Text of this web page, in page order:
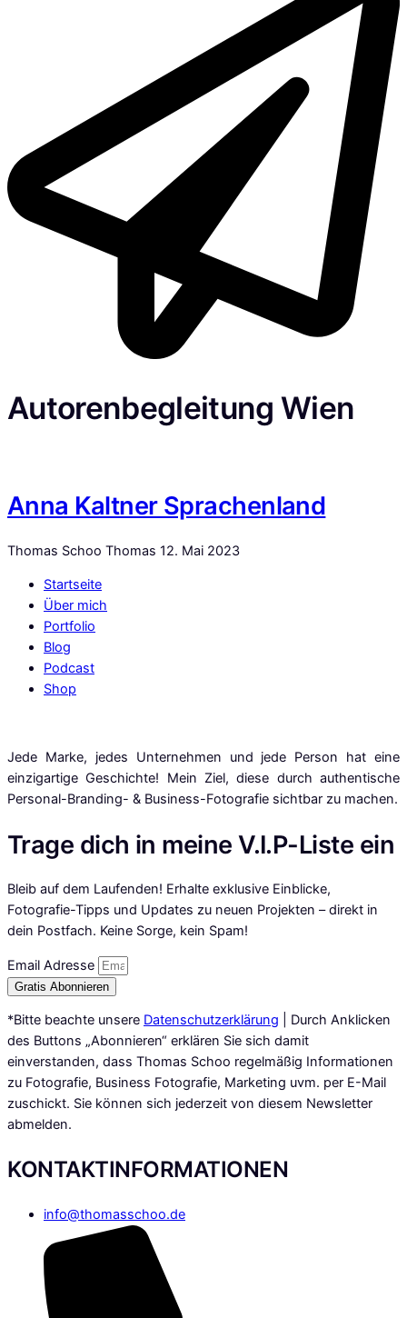
Autorenbegleitung Wien
Anna Kaltner Sprachenland
Thomas Schoo Thomas 12. Mai 2023
Startseite
Über mich
Portfolio
Blog
Podcast
Shop
Jede Marke, jedes Unternehmen und jede Person hat eine
einzigartige Geschichte! Mein Ziel, diese durch authentische
Personal-Branding- & Business-Fotografie sichtbar zu machen.
Trage dich in meine V.I.P-Liste ein
Bleib auf dem Laufenden! Erhalte exklusive Einblicke,
Fotografie-Tipps und Updates zu neuen Projekten – direkt in
dein Postfach. Keine Sorge, kein Spam!
Email Adresse
Gratis Abonnieren
*Bitte beachte unsere Datenschutzerklärung | Durch Anklicken
des Buttons „Abonnieren“ erklären Sie sich damit
einverstanden, dass Thomas Schoo regelmäßig Informationen
zu Fotografie, Business Fotografie, Marketing uvm. per E-Mail
zuschickt. Sie können sich jederzeit von diesem Newsletter
abmelden.
KONTAKTINFORMATIONEN
info@thomasschoo.de